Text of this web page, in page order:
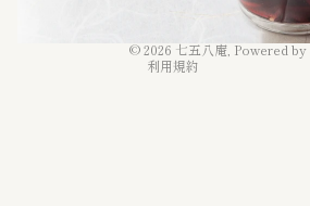
© 2026 七五八庵 , Powered
利用規約